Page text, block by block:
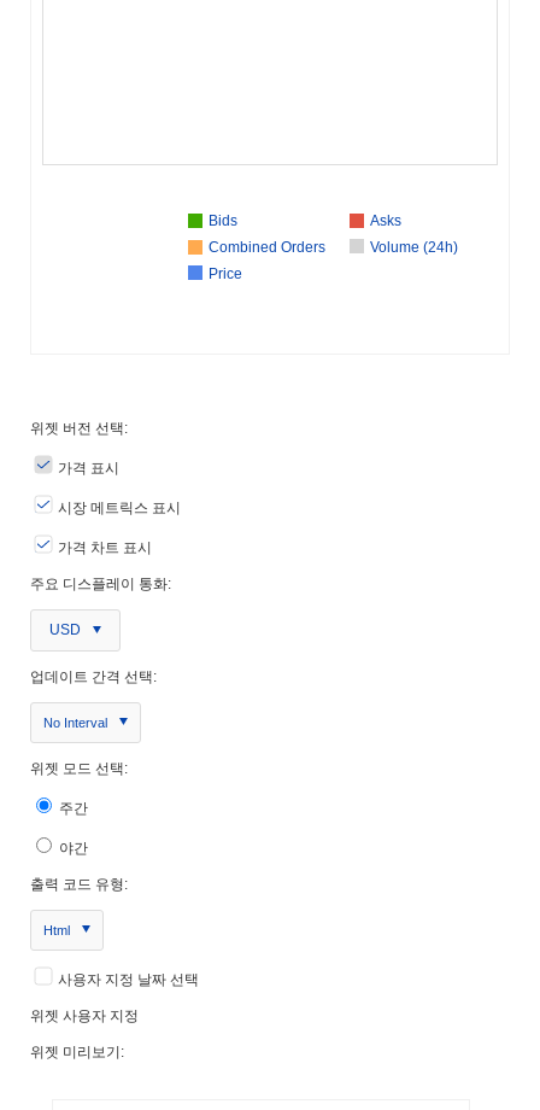
Bids
Asks
Combined Orders
Volume (24h)
Price
위젯 버전 선택:
가격 표시
시장 메트릭스 표시
가격 차트 표시
주요 디스플레이 통화:
USD
업데이트 간격 선택:
No Interval
위젯 모드 선택:
주간
야간
출력 코드 유형:
Html
사용자 지정 날짜 선택
위젯 사용자 지정
위젯 미리보기: